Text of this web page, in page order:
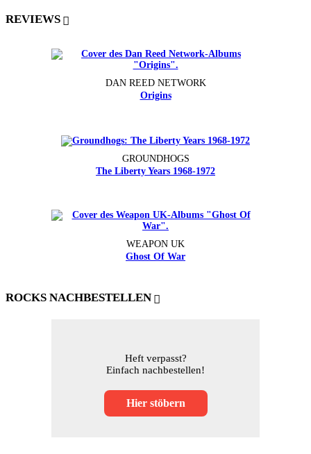
REVIEWS
DAN REED NETWORK
Origins
GROUNDHOGS
The Liberty Years 1968-1972
WEAPON UK
Ghost Of War
ROCKS NACHBESTELLEN
Heft verpasst?
Einfach nachbestellen!
Hier stöbern